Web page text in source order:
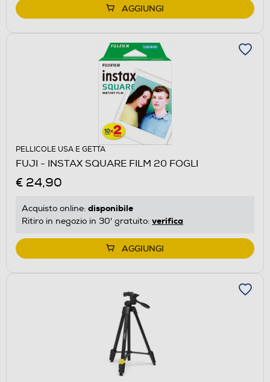
AGGIUNGI
PELLICOLE USA E GETTA
FUJI - INSTAX SQUARE FILM 20 FOGLI
€ 24,90
Acquisto online: disponibile
Ritiro in negozio in 30' gratuito: verifica
AGGIUNGI